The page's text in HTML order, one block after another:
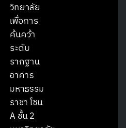
วิทยาลัย
เพื่อการ
ค้นคว้า
ระดับ
รากฐาน
อาคาร
มหาธรรม
ราชา โซน
A ชั้น 2